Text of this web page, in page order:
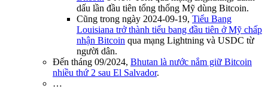
dấu lần đầu tiên tổng thống Mỹ dùng Bitcoin.
Cũng trong ngày 2024-09-19, Tiểu Bang
Louisiana trở thành tiểu bang đầu tiên ở Mỹ chấp
nhận Bitcoin qua mạng Lightning và USDC từ
người dân.
Đến tháng 09/2024, Bhutan là nước nắm giữ Bitcoin
nhiều thứ 2 sau El Salvador.
…